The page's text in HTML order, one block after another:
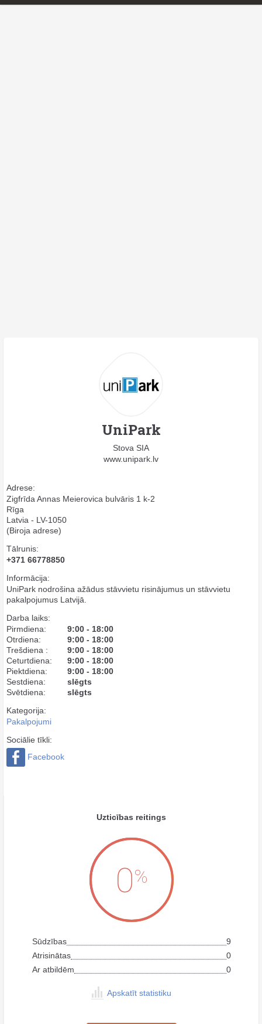
UniPark
Stova SIA
www.unipark.lv
Adrese:
Zigfrīda Annas Meierovica bulvāris 1 k-2
Rīga
Latvia - LV-1050
(Biroja adrese)
Tālrunis:
+371 66778850
Informācija:
UniPark nodrošina ažādus stāvvietu risinājumus un stāvvietu
pakalpojumus Latvijā.
Darba laiks:
Pirmdiena:
9:00 - 18:00
Otrdiena:
9:00 - 18:00
Trešdiena :
9:00 - 18:00
Ceturtdiena:
9:00 - 18:00
Piektdiena:
9:00 - 18:00
Sestdiena:
slēgts
Svētdiena:
slēgts
Kategorija:
Pakalpojumi
Sociālie tīkli:
Facebook
Uzticības reitings
0%
Sūdzības
9
Atrisinātas
0
Ar atbildēm
0
Apskatīt statistiku